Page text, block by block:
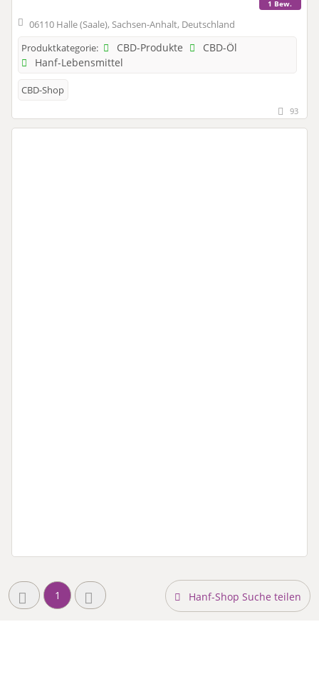
1 Bew.
06110 Halle (Saale), Sachsen-Anhalt, Deutschland
Produktkategorie:
CBD-Produkte
CBD-Öl
Hanf-Lebensmittel
CBD-Shop
93
1 Hanf-Shop Suche teilen